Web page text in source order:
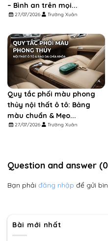
– Bình an trên mọi...
27/07/2026 Trường Xuân
Quy tắc phối màu phong
thủy nội thất ô tô: Bảng
màu chuẩn & Mẹo...
27/07/2026 Trường Xuân
Question and answer
Bạn phải đăng nhập để gửi
Bài mới nhất